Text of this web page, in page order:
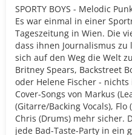
SPORTY BOYS - Melodic
Es war einmal in einer
Tageszeitung in Wien. Die
dass ihnen Journalismus
sich auf den Weg die Welt
Britney Spears, Backstreet
oder Helene Fischer -
Cover-Songs von Markus
(Gitarre/Backing Vocals), Flo
Chris (Drums) mehr sicher.
jede Bad-Taste-Party in ein